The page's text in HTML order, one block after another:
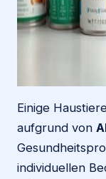
Einige
aufgrund von
individuellen